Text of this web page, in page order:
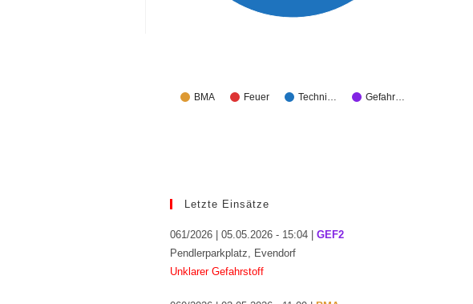
BMA Feuer Techni… Gefahr…
Letzte Einsätze
061/2026 | 05.05.2026 - 15:04 | GEF2
Pendlerparkplatz, Evendorf
Unklarer Gefahrstoff